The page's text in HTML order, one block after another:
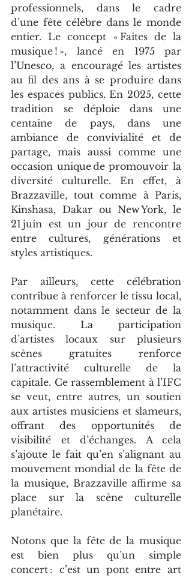
professionnels, dans le cadre
d’une fête célèbre dans le monde
entier. Le concept « Faites de la
musique ! », lancé en 1975 par
l’Unesco, a encouragé les artistes
au fil des ans à se produire dans
les espaces publics. En 2025, cette
tradition se déploie dans une
centaine de pays, dans une
ambiance de convivialité et de
partage, mais aussi comme une
occasion unique de promouvoir la
diversité culturelle. En effet, à
Brazzaville, tout comme à Paris,
Kinshasa, Dakar ou New York, le
21 juin est un jour de rencontre
entre cultures, générations et
styles artistiques.
Par ailleurs, cette célébration
contribue à renforcer le tissu local,
notamment dans le secteur de la
musique. La participation
d’artistes locaux sur plusieurs
scènes gratuites renforce
l’attractivité culturelle de la
capitale. Ce rassemblement à l’IFC
se veut, entre autres, un soutien
aux artistes musiciens et slameurs,
offrant des opportunités de
visibilité et d’échanges. A cela
s’ajoute le fait qu’en s’alignant au
mouvement mondial de la fête de
la musique, Brazzaville affirme sa
place sur la scène culturelle
planétaire.
Notons que la fête de la musique
est bien plus qu’un simple
concert : c’est un pont entre art